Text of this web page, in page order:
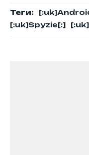
Теги:
[:uk]Spyzie[:]